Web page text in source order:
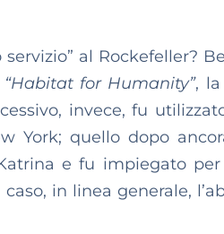
al Rockefeller?
“Habitat for Humanity”,
invece, fu
York; quello dopo
e fu impiegato
in linea generale,